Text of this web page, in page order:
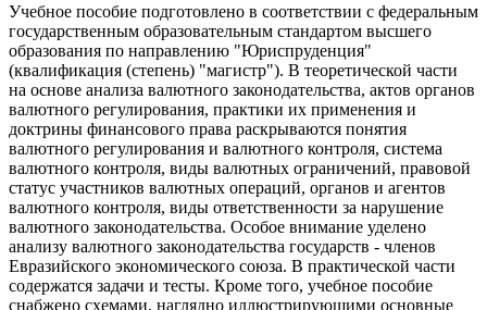
Учебное пособие подготовлено в соответствии с федеральным
государственным образовательным стандартом высшего
образования по направлению "Юриспруденция"
(квалификация (степень) "магистр"). В теоретической части
на основе анализа валютного законодательства, актов органов
валютного регулирования, практики их применения и
доктрины финансового права раскрываются понятия
валютного регулирования и валютного контроля, система
валютного контроля, виды валютных ограничений, правовой
статус участников валютных операций, органов и агентов
валютного контроля, виды ответственности за нарушение
валютного законодательства. Особое внимание уделено
анализу валютного законодательства государств - членов
Евразийского экономического союза. В практической части
содержатся задачи и тесты. Кроме того, учебное пособие
снабжено схемами, наглядно иллюстрирующими основные